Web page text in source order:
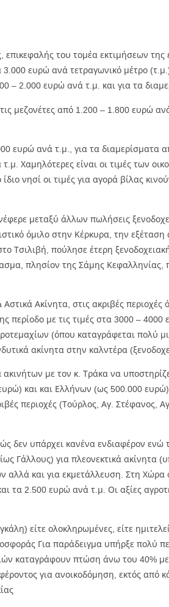
επικεφαλής του τομέα εκτιμήσεων
ευρώ ανά τετραγωνικό μέτρο
– 2.000 ευρώ ανά τ.μ. και για τα
μεζονέτες από 1.200 – 1.800 ευρώ
ευρώ ανά τ.μ., για τα
Χαμηλότερες είναι οι τιμές των
νησί οι τιμές για αγορά βίλας
μεταξύ άλλων πωλήσεις
όμιλο στην Κέρκυρα, την
Τσιλιβή, πούλησε έτερη
πλησίον της Σάμης
Ακίνητα, στις ακριβές
με τις τιμές στα 3000 – 4000
(όπου καταγράφεται πολύ
ακίνητα στην καλντέρα
με τον κ. Τράκα να
και και Ελλήνων (ως 500.000
περιοχές (Τούρλος, Αγ.
δεν υπάρχει κανένα ενδιαφέρον
Γάλλους) για πλεονεκτικά ακίνητα
αλλά και για εκμετάλλευση. Στη
2.500 ευρώ ανά τ.μ. Οι αξίες
είτε ολοκληρωμένες, είτε
Για παράδειγμα υπήρξε πολύ
καταγράφουν πτώση άνω του 40%
για ανοικοδόμηση, εκτός από